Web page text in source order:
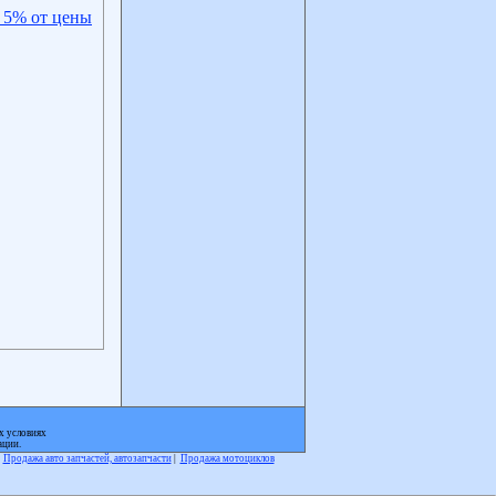
5% от цены
условиях
Продажа авто запчастей, автозапчасти| Продажа мотоциклов